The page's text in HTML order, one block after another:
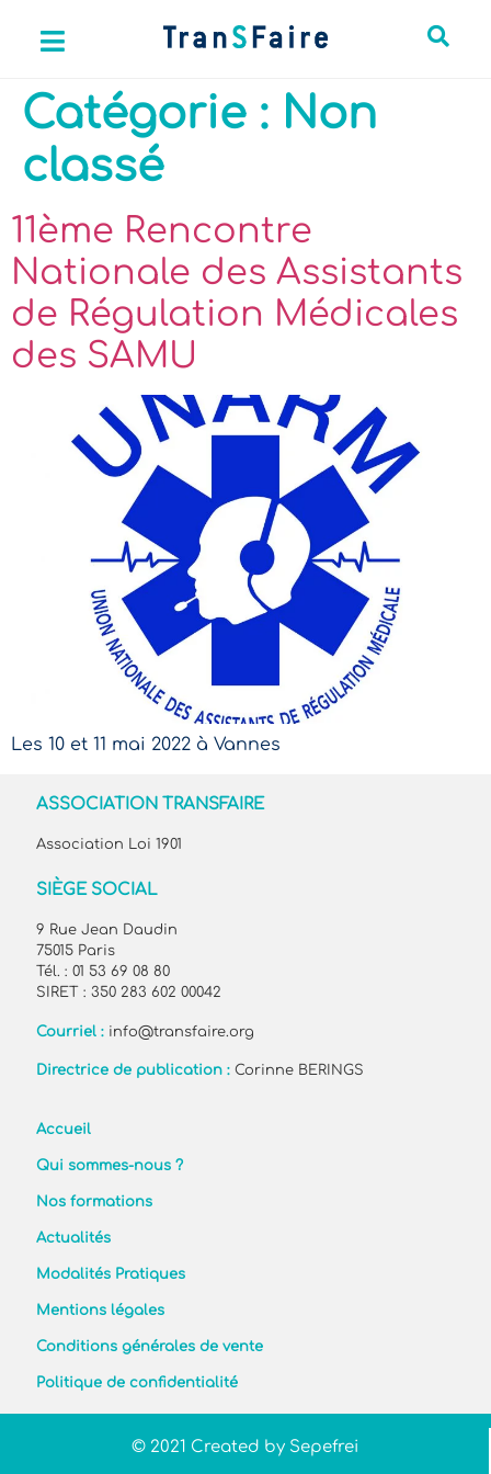
Catégorie : Non
classé
11ème Rencontre
Nationale des Assistants
de Régulation Médicales
des SAMU
Les 10 et 11 mai 2022 à Vannes
ASSOCIATION TRANSFAIRE
Association Loi 1901
SIÈGE SOCIAL
9 Rue Jean Daudin
75015 Paris
Tél. : 01 53 69 08 80
SIRET : 350 283 602 00042
Courriel : info@transfaire.org
Directrice de publication :Corinne BERINGS
Accueil
Qui sommes-nous ?
Nos formations
Actualités
Modalités Pratiques
Mentions légales
Conditions générales de vente
Politique de confidentialité
© 2021 Created by Sepefrei